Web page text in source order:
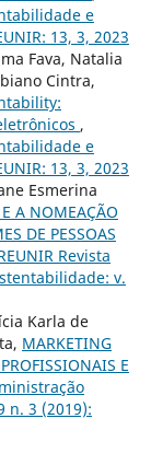
e
13, 3, 2023
Fava, Natalia
Cintra,
,
e
13, 3, 2023
Esmerina
A NOMEAÇÃO
DE PESSOAS
Revista
v.
Karla de
MARKETING
E
n. 3 (2019):